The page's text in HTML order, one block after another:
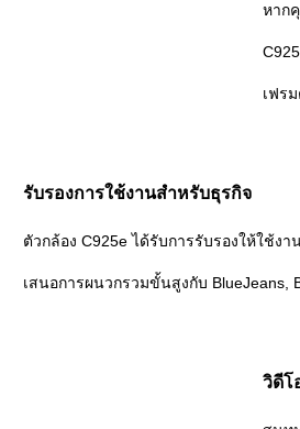
หาก
เฟร
รับรองการใช้งานสำหรับธุรกิจ
ตัวกล้อง C925e ได้รับการรับรองให้ใช้ง
เสนอการผนวกรวมขั้นสูงกับ BlueJeans,
วิดีโ